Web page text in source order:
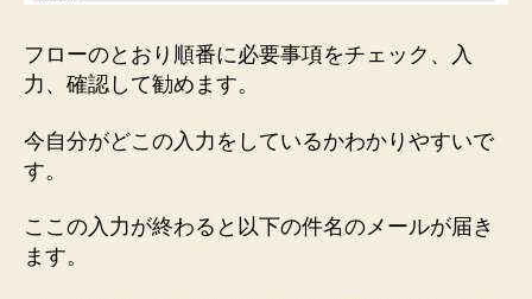
フローのとおり順番に必要事項をチェック、入
力、確認して勧めます。
今自分がどこの入力をしているかわかりやすいで
す。
ここの入力が終わると以下の件名のメールが届き
ます。